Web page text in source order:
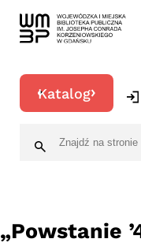
Katalog
„Powstanie